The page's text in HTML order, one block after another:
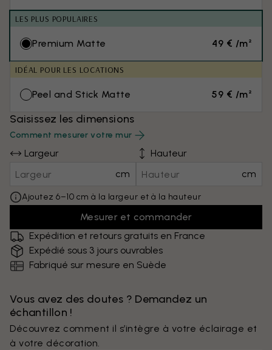
LES PLUS POPULAIRES
Premium Matte 49 € /m²
IDÉAL POUR LES LOCATIONS
Peel and Stick Matte 59 € /m²
Saisissez les dimensions
Comment mesurer votre mur
Largeur
cm
Hauteur
cm
Ajoutez 6–10 cm à la largeur et à la hauteur
Mesurer et commander
Expédition et retours gratuits en France
Expédié sous 3 jours ouvrables
Fabriqué sur mesure en Suède
Vous avez des doutes ? Demandez un
échantillon !
Découvrez comment il s’intègre à votre éclairage et
à votre décoration.